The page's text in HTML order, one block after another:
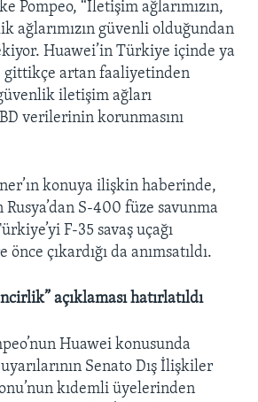
Pompeo, “İletişim ağlarımızın,
ağlarımızın güvenli olduğundan
Huawei’in Türkiye içinde ya
gittikçe artan faaliyetinden
iletişim ağları
verilerinin korunmasını
konuya ilişkin haberinde,
S-400 füze savunma
F-35 savaş uçağı
çıkardığı da anımsatıldı.
açıklaması hatırlatıldı
Huawei konusunda
Senato Dış İlişkiler
kıdemli üyelerinden